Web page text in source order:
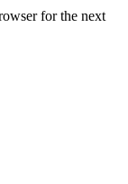
for the next